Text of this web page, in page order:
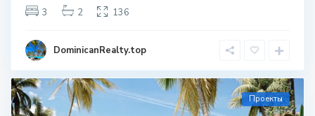
3
2 136
DominicanRealty.top
Проекты